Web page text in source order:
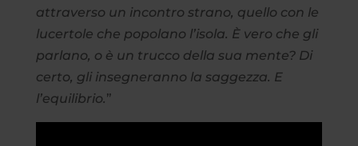
attraverso un incontro strano, quello con le
lucertole che popolano l’isola. È vero che gli
parlano, o è un trucco della sua mente? Di
certo, gli insegneranno la saggezza. E
l’equilibrio.”